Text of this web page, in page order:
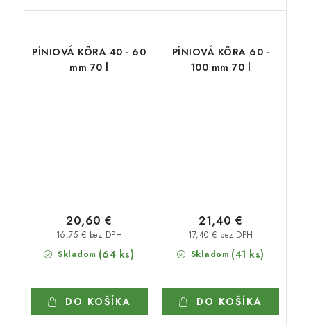
PÍNIOVÁ KÔRA 40 - 60
mm 70 l
Skladom (64 ks)
16,75 € bez DPH
20,60 €
DO KOŠÍKA
PÍNIOVÁ KÔRA 60 -
100 mm 70 l
Skladom (41 ks)
17,40 € bez DPH
21,40 €
DO KOŠÍKA